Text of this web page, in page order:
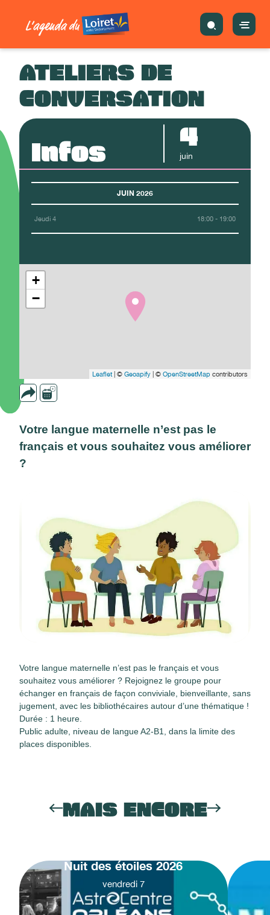
ATELIERS DE
CONVERSATION
Infos 4
juin
JUIN 2026
Jeudi 4 18:00 - 19:00
+
−
Leaflet| © Geoapify | © OpenStreetMap contributors
Votre langue maternelle n’est pas le
français et vous souhaitez vous améliorer
?
Votre langue maternelle n’est pas le français et vous
souhaitez vous améliorer ? Rejoignez le groupe pour
échanger en français de façon conviviale, bienveillante, sans
jugement, avec les bibliothécaires autour d’une thématique !
Durée : 1 heure.
Public adulte, niveau de langue A2-B1, dans la limite des
places disponibles.
MAIS ENCORE
Nuit des étoiles 2026
vendredi 7